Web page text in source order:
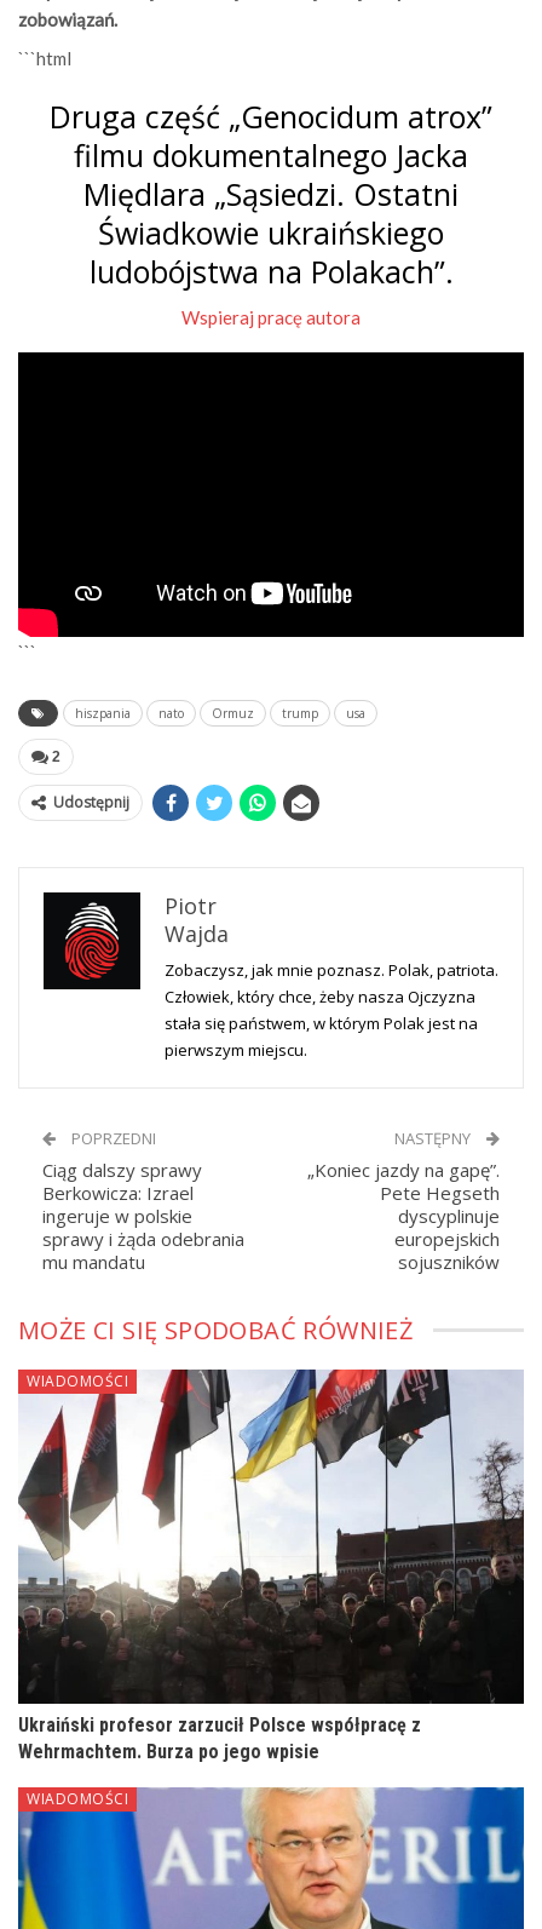
zobowiązań.
```html
Druga część „Genocidum atrox”
filmu dokumentalnego Jacka
Międlara „Sąsiedzi. Ostatni
Świadkowie ukraińskiego
ludobójstwa na Polakach”.
Wspieraj pracę autora
```
hiszpania nato Ormuz trump usa
2
Udostępnij
Piotr
Wajda
Zobaczysz, jak mnie poznasz. Polak, patriota.
Człowiek, który chce, żeby nasza Ojczyzna
stała się państwem, w którym Polak jest na
pierwszym miejscu.
POPRZEDNI
Ciąg dalszy sprawy
Berkowicza: Izrael
ingeruje w polskie
sprawy i żąda odebrania
mu mandatu
NASTĘPNY
„Koniec jazdy na gapę”.
Pete Hegseth
dyscyplinuje
europejskich
sojuszników
MOŻE CI SIĘ SPODOBAĆ RÓWNIEŻ
WIADOMOŚCI
Ukraiński profesor zarzucił Polsce współpracę z
Wehrmachtem. Burza po jego wpisie
WIADOMOŚCI